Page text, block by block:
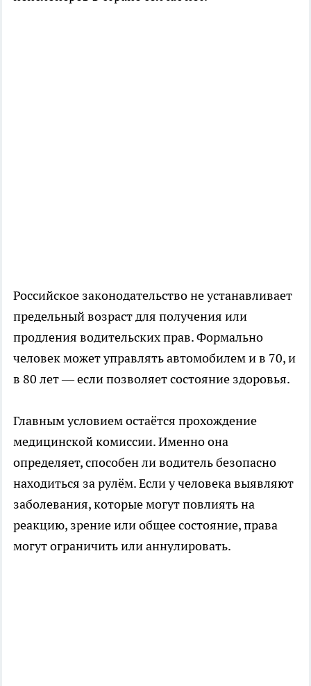
Российское законодательство не устанавливает
предельный возраст для получения или
продления водительских прав. Формально
человек может управлять автомобилем и в 70, и
в 80 лет — если позволяет состояние здоровья.
Главным условием остаётся прохождение
медицинской комиссии. Именно она
определяет, способен ли водитель безопасно
находиться за рулём. Если у человека выявляют
заболевания, которые могут повлиять на
реакцию, зрение или общее состояние, права
могут ограничить или аннулировать.